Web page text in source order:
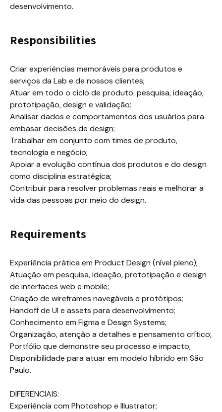
desenvolvimento.
Responsibilities
Criar experiências memoráveis para produtos e
serviços da Lab e de nossos clientes;
Atuar em todo o ciclo de produto: pesquisa, ideação,
prototipação, design e validação;
Analisar dados e comportamentos dos usuários para
embasar decisões de design;
Trabalhar em conjunto com times de produto,
tecnologia e negócio;
Apoiar a evolução contínua dos produtos e do design
como disciplina estratégica;
Contribuir para resolver problemas reais e melhorar a
vida das pessoas por meio do design.
Requirements
Experiência prática em Product Design (nível pleno);
Atuação em pesquisa, ideação, prototipação e design
de interfaces web e mobile;
Criação de wireframes navegáveis e protótipos;
Handoff de UI e assets para desenvolvimento;
Conhecimento em Figma e Design Systems;
Organização, atenção a detalhes e pensamento crítico;
Portfólio que demonstre seu processo e impacto;
Disponibilidade para atuar em modelo híbrido em São
Paulo.
DIFERENCIAIS:
Experiência com Photoshop e Illustrator;